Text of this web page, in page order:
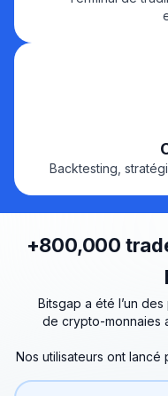
Backtesting,
+800,000
Bitsgap a été l’un
de crypto-monnaies
Nos utilisateurs ont lancé